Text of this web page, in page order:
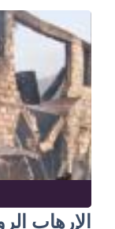
الإرهاب